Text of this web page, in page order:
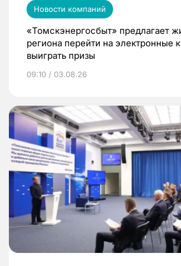
Новости компаний
«Томскэнергосбыт» предлагает
региона перейти на электронные
выиграть призы
09:10 / 03.08.26